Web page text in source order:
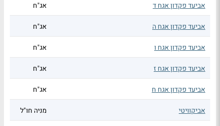
אביעד פקדון אגח ד אג"ח
אביעד פקדון אגח ה אג"ח
אביעד פקדון אגח ו אג"ח
אביעד פקדון אגח ז אג"ח
אביעד פקדון אגח ח אג"ח
אביקוויטי מניה חו"ל